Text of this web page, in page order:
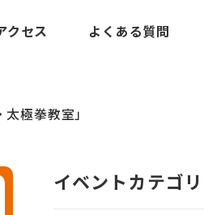
クセス よくある質問
極拳教室」
イベントカテゴリ